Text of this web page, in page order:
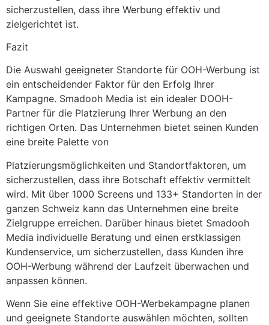
sicherzustellen, dass ihre Werbung effektiv und
zielgerichtet ist.
Fazit
Die Auswahl geeigneter Standorte für OOH-Werbung ist
ein entscheidender Faktor für den Erfolg Ihrer
Kampagne. Smadooh Media ist ein idealer DOOH-
Partner für die Platzierung Ihrer Werbung an den
richtigen Orten. Das Unternehmen bietet seinen Kunden
eine breite Palette von
Platzierungsmöglichkeiten und Standortfaktoren, um
sicherzustellen, dass ihre Botschaft effektiv vermittelt
wird. Mit über 1000 Screens und 133+ Standorten in der
ganzen Schweiz kann das Unternehmen eine breite
Zielgruppe erreichen. Darüber hinaus bietet Smadooh
Media individuelle Beratung und einen erstklassigen
Kundenservice, um sicherzustellen, dass Kunden ihre
OOH-Werbung während der Laufzeit überwachen und
anpassen können.
Wenn Sie eine effektive OOH-Werbekampagne planen
und geeignete Standorte auswählen möchten, sollten